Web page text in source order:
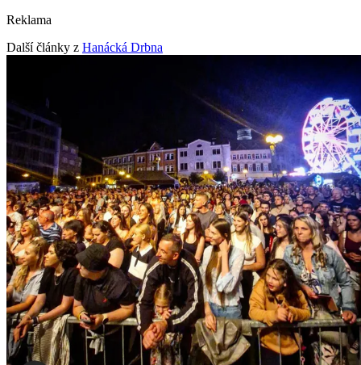
Reklama
Další články z Hanácká Drbna